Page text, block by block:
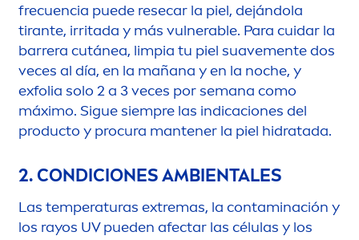
frecuencia puede resecar la piel, dejándola
tirante, irritada y más vulnerable. Para cuidar la
barrera cutánea, limpia tu piel suavemente dos
veces al día, en la mañana y en la noche, y
exfolia solo 2 a 3 veces por semana como
máximo. Sigue siempre las indicaciones del
producto y procura mantener la piel hidratada.
2. CONDICIONES AMBIENTALES
Las temperaturas extremas, la contaminación y
los rayos UV pueden afectar las células y los